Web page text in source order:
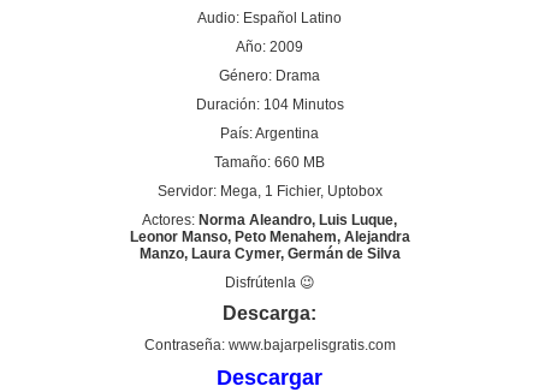
Audio: Español Latino
Año: 2009
Género: Drama
Duración: 104 Minutos
País: Argentina
Tamaño: 660 MB
Servidor: Mega, 1 Fichier, Uptobox
Actores: Norma Aleandro, Luis Luque,
Leonor Manso, Peto Menahem, Alejandra
Manzo, Laura Cymer, Germán de Silva
Disfrútenla 😉
Descarga:
Contraseña: www.bajarpelisgratis.com
Descargar